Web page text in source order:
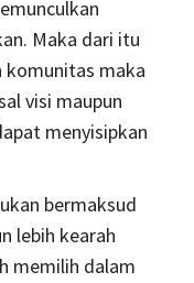
Maka dari itu
komunitas maka
visi maupun
menyisipkan
bermaksud
lebih kearah
memilih dalam